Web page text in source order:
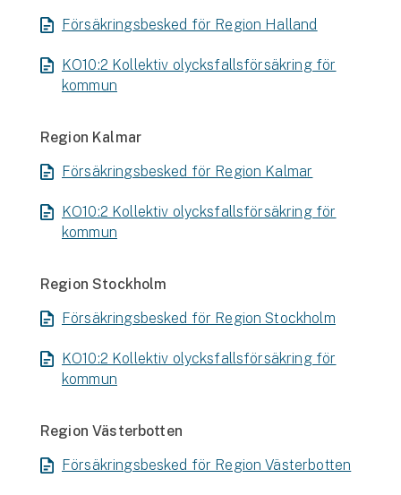
Försäkringsbesked för Region Halland
KO10:2 Kollektiv olycksfallsförsäkring för
kommun
Region Kalmar
Försäkringsbesked för Region Kalmar
KO10:2 Kollektiv olycksfallsförsäkring för
kommun
Region Stockholm
Försäkringsbesked för Region Stockholm
KO10:2 Kollektiv olycksfallsförsäkring för
kommun
Region Västerbotten
Försäkringsbesked för Region Västerbotten